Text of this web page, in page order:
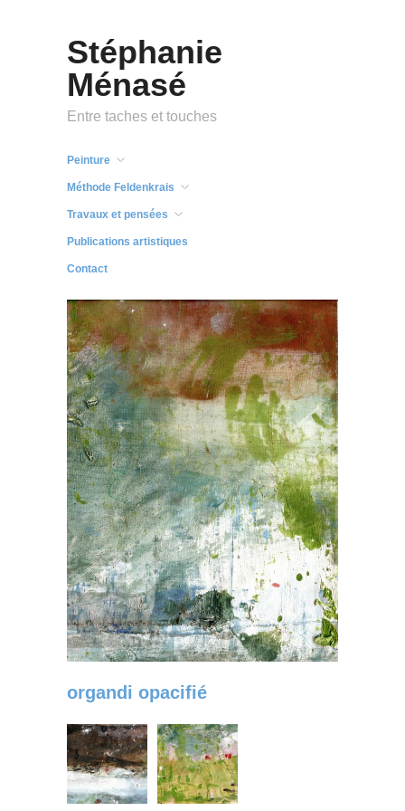
Stéphanie
Ménasé
Entre taches et touches
Peinture
Méthode Feldenkrais
Travaux et pensées
Publications artistiques
Contact
organdi opacifié